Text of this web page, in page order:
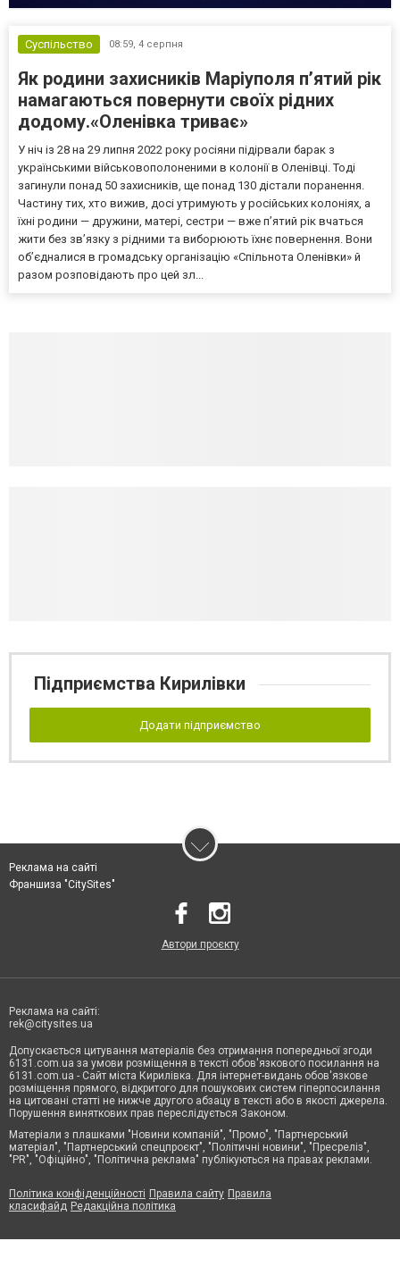
Суспільство 08:59, 4 серпня
Як родини захисників Маріуполя пʼятий рік
намагаються повернути своїх рідних
додому.«Оленівка триває»
У ніч із 28 на 29 липня 2022 року росіяни підірвали барак з
українськими військовополоненими в колонії в Оленівці. Тоді
загинули понад 50 захисників, ще понад 130 дістали поранення.
Частину тих, хто вижив, досі утримують у російських колоніях, а
їхні родини — дружини, матері, сестри — вже п’ятий рік вчаться
жити без зв’язку з рідними та виборюють їхнє повернення. Вони
об’єдналися в громадську організацію «Спільнота Оленівки» й
разом розповідають про цей зл...
Підприємства Кирилівки
Додати підприємство
Реклама на сайті
Франшиза "CitySites"
Автори проєкту
Реклама на сайті:
rek@citysites.ua
Допускається цитування матеріалів без отримання попередньої згоди
6131.com.ua за умови розміщення в тексті обов'язкового посилання на
6131.com.ua - Сайт міста Кирилівка. Для інтернет-видань обов'язкове
розміщення прямого, відкритого для пошукових систем гіперпосилання
на цитовані статті не нижче другого абзацу в тексті або в якості джерела.
Порушення виняткових прав переслідується Законом.
Матеріали з плашками "Новини компаній", "Промо", "Партнерський
матеріал", "Партнерський спецпроєкт", "Політичні новини", "Пресреліз",
"PR", "Офіційно", "Політична реклама" публікуються на правах реклами.
Політика конфіденційності Правила сайту Правила
класифайд Редакційна політика